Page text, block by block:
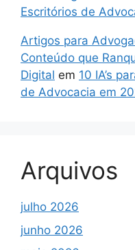
Escritórios de
Artigos para
Conteúdo que
Digital em 10 IA’s
de Advocacia em
Arquivos
julho 2026
junho 2026